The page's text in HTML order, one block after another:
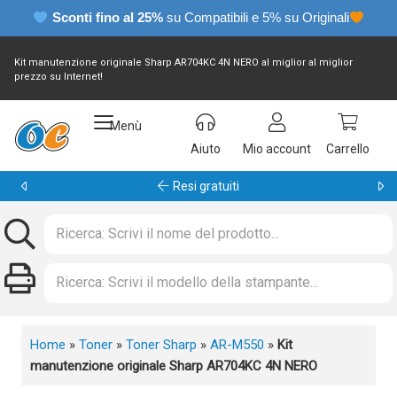
Sconti fino al 25% su Compatibili e 5% su Originali
Kit manutenzione originale Sharp AR704KC 4N NERO al miglior al miglior
prezzo su Internet!
Menù
Aiuto
Mio account Carrello
Garanzia 24 mesi
Home » Toner » Toner Sharp » AR-M550 » Kit
manutenzione originale Sharp AR704KC 4N NERO